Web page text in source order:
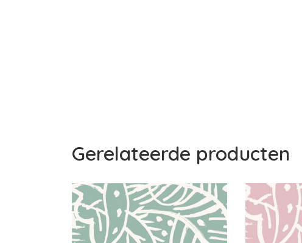
Gerelateerde producten